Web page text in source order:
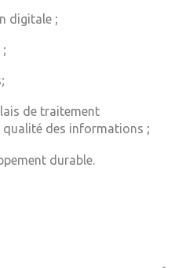
digitale ;
de traitement
des informations ;
durable.